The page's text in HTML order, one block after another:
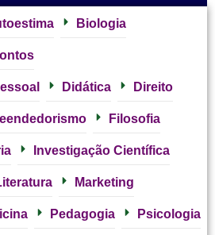
Biologia
Didática Direito
Filosofia
Investigação Científica
Marketing
Pedagogia Psicologia